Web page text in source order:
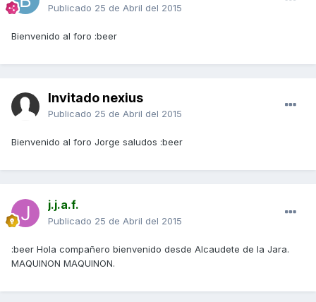
Publicado 25 de Abril del 2015
Bienvenido al foro :beer
Invitado nexius
Publicado 25 de Abril del 2015
Bienvenido al foro Jorge saludos :beer
j.j.a.f.
Publicado 25 de Abril del 2015
:beer Hola compañero bienvenido desde Alcaudete de la Jara.
MAQUINON MAQUINON.